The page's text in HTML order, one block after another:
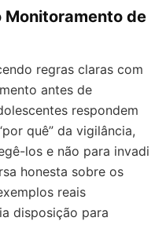
Monitoramento de
regras claras com
antes de
respondem
quê” da vigilância,
los e não para invadi
honesta sobre os
reais
disposição para